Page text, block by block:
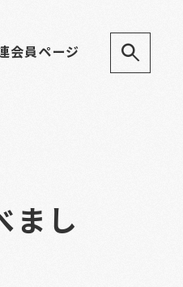
会員ページ
まし